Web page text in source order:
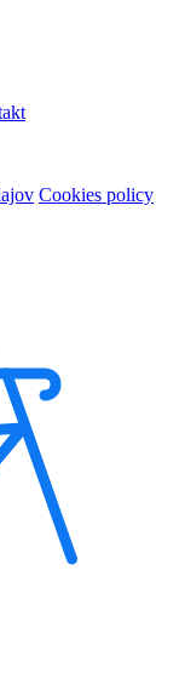
Cookies policy